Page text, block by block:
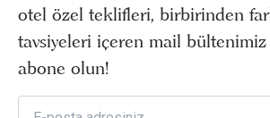
otel özel teklifleri, birbirinden
tavsiyeleri içeren mail
abone olun!